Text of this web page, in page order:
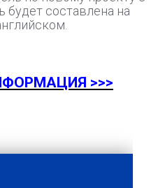
будет составлена на
>>>